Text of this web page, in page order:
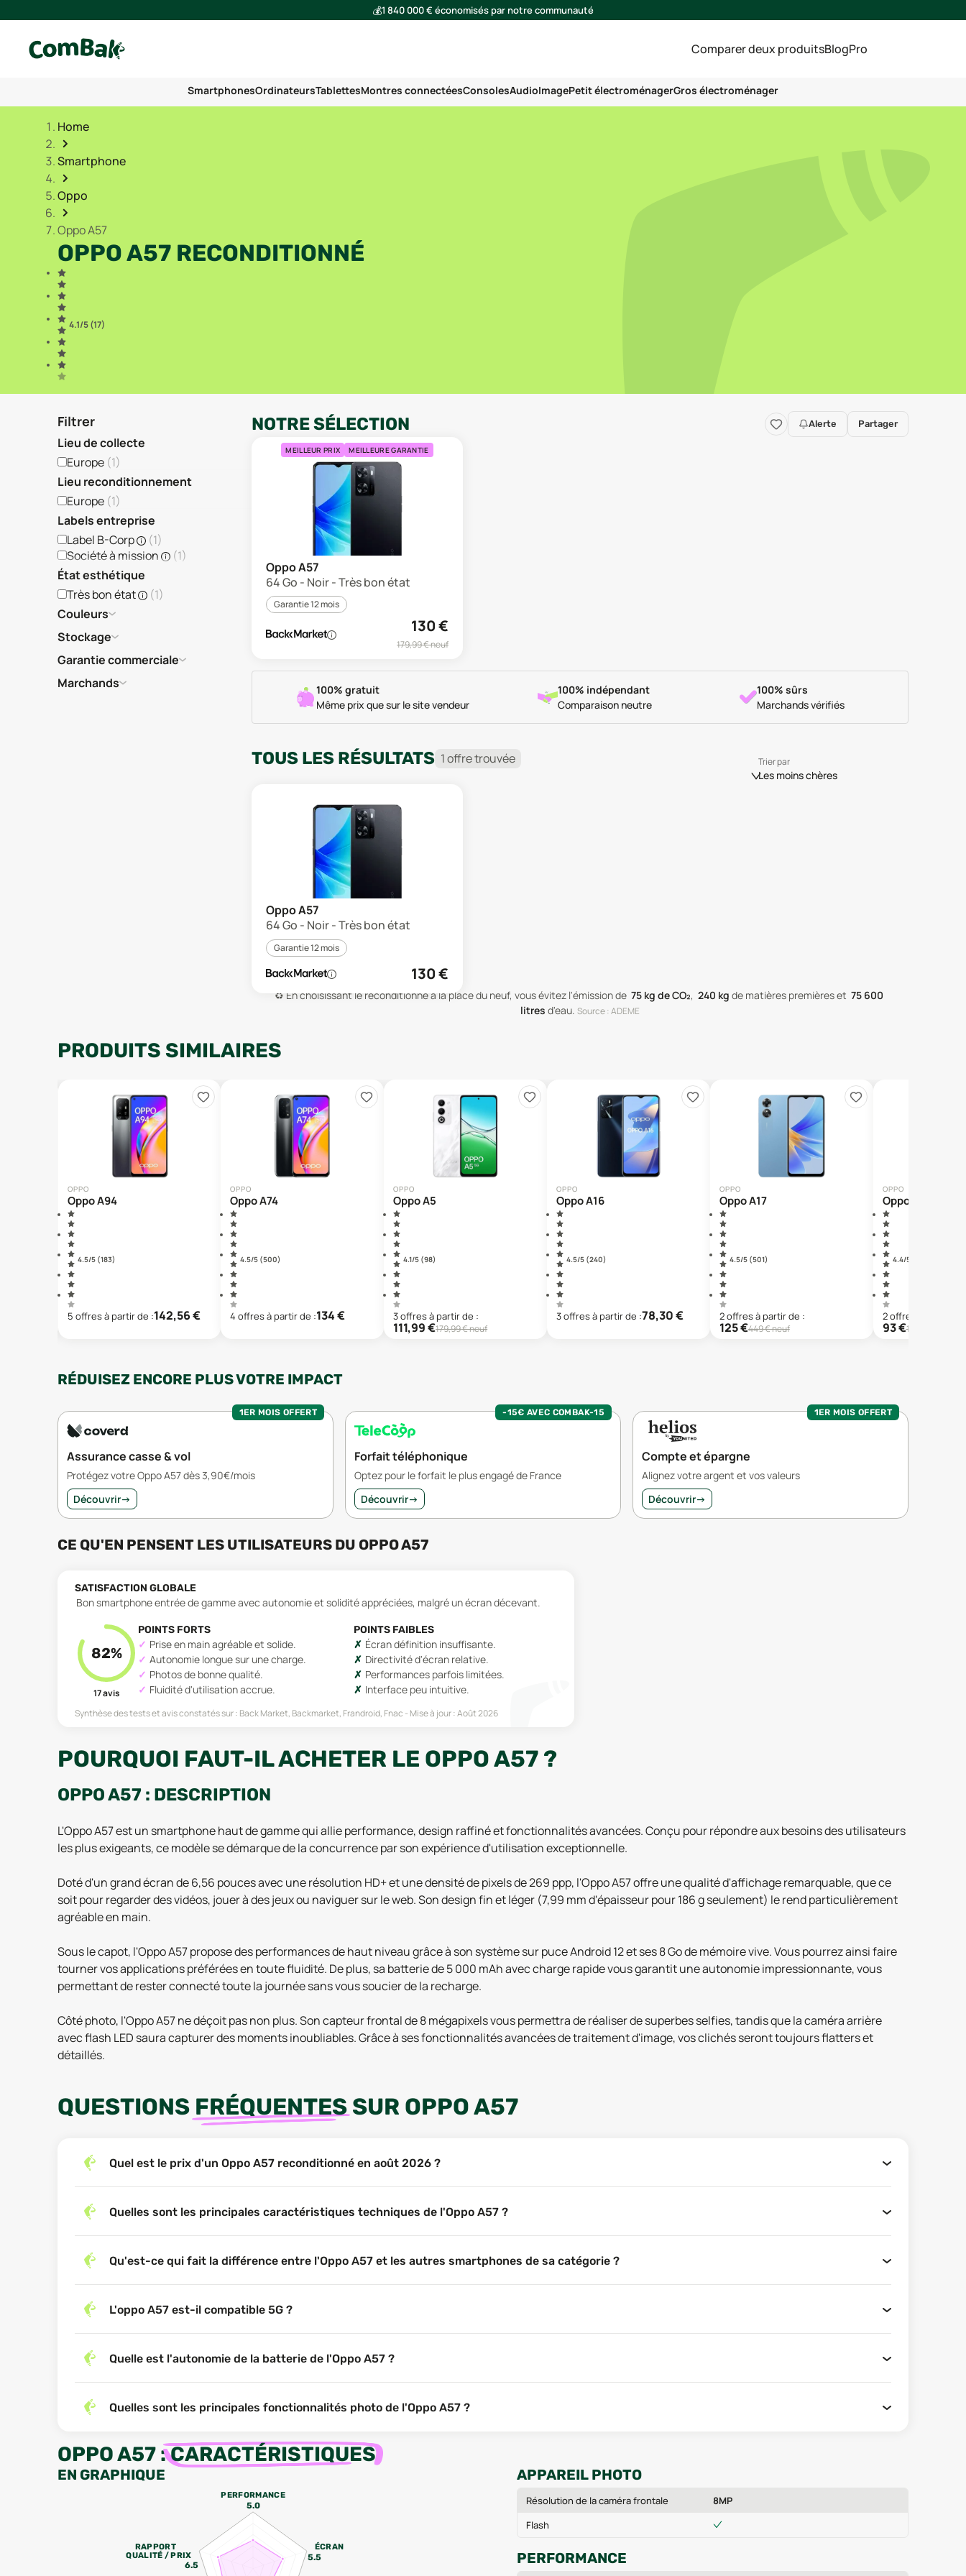
💰1 840 000 € économisés par notre communauté
Comparer deux produitsBlogPro
SmartphonesOrdinateursTablettesMontres connectéesConsolesAudioImagePetit électroménagerGros électroménager
Home
Smartphone
Oppo
Oppo A57
OPPO A57 RECONDITIONNÉ
4.1/5 (17)
Filtrer
Lieu de collecte
Europe (1)
Lieu reconditionnement
Europe (1)
Labels entreprise
Label B-Corp
(1)
Société à mission
(1)
État esthétique
Très bon état
(1)
Couleurs
Stockage
Garantie commerciale
Marchands
NOTRE SÉLECTION Alerte Partager
MEILLEUR PRIX MEILLEURE GARANTIE
Oppo A57
64 Go - Noir - Très bon état
Garantie 12 mois
130€
179,99€ neuf
100% gratuit
Même prix que sur le site vendeur
100% indépendant
Comparaison neutre
100% sûrs
Marchands vérifiés
TOUS LES RÉSULTATS 1offretrouvée Trier par
Les moins chères
Oppo A57
64 Go - Noir - Très bon état
Garantie 12 mois
130€
♻️ En choisissant le reconditionné à la place du neuf, vous évitez l'émission de 75 kg de CO₂, 240 kg de matières premièreset 75 600
litres d'eau. Source : ADEME
PRODUITS SIMILAIRES
OPPO
Oppo A94
4.5/5 (183)
5 offresà partir de :142,56€
OPPO
Oppo A74
4.5/5 (500)
4 offresà partir de :134€
OPPO
Oppo A5
4.1/5 (98)
3offresà partir de :
111,99€179,99€ neuf
OPPO
Oppo A16
4.5/5 (240)
3offresà partir de :78,30€
OPPO
Oppo A17
4.5/5 (501)
2offresà partir de :
125€449€ neuf
OPPO
Oppo A53
4.4/5 (
2offre
93€169
RÉDUISEZ ENCORE PLUS VOTRE IMPACT
1ER MOIS OFFERT
Assurance casse & vol
Protégez votre Oppo A57 dès 3,90€/mois
Découvrir→
-15€ AVEC COMBAK-15
Forfait téléphonique
Optez pour le forfait le plus engagé de France
Découvrir→
1ER MOIS OFFERT
Compte et épargne
Alignez votre argent et vos valeurs
Découvrir→
CE QU'EN PENSENT LES UTILISATEURS DU OPPO A57
SATISFACTION GLOBALE
Bon smartphone entrée de gamme avec autonomie et solidité appréciées, malgré un écran décevant.
82%
17avis
POINTS FORTS
Prise en main agréable et solide.
Autonomie longue sur une charge.
Photos de bonne qualité.
Fluidité d'utilisation accrue.
POINTS FAIBLES
Écran définition insuffisante.
Directivité d'écran relative.
Performances parfois limitées.
Interface peu intuitive.
Synthèse des tests et avis constatés sur : Back Market, Backmarket, Frandroid, Fnac Mise à jour :Août 2026
POURQUOI FAUT-IL ACHETER LE OPPO A57 ?
OPPO A57 : DESCRIPTION
L'Oppo A57 est un smartphone haut de gamme qui allie performance, design raffiné et fonctionnalités avancées. Conçu pour répondre aux besoins des utilisateurs
les plus exigeants, ce modèle se démarque de la concurrence par son expérience d'utilisation exceptionnelle.
Doté d'un grand écran de 6,56 pouces avec une résolution HD+ et une densité de pixels de 269 ppp, l'Oppo A57 offre une qualité d'affichage remarquable, que ce
soit pour regarder des vidéos, jouer à des jeux ou naviguer sur le web. Son design fin et léger (7,99 mm d'épaisseur pour 186 g seulement) le rend particulièrement
agréable en main.
Sous le capot, l'Oppo A57 propose des performances de haut niveau grâce à son système sur puce Android 12 et ses 8 Go de mémoire vive. Vous pourrez ainsi faire
tourner vos applications préférées en toute fluidité. De plus, sa batterie de 5 000 mAh avec charge rapide vous garantit une autonomie impressionnante, vous
permettant de rester connecté toute la journée sans vous soucier de la recharge.
Côté photo, l'Oppo A57 ne déçoit pas non plus. Son capteur frontal de 8 mégapixels vous permettra de réaliser de superbes selfies, tandis que la caméra arrière
avec flash LED saura capturer des moments inoubliables. Grâce à ses fonctionnalités avancées de traitement d'image, vos clichés seront toujours flatters et
détaillés.
QUESTIONS FRÉQUENTES SUR OPPO A57
Quel est le prix d'un Oppo A57 reconditionné en août 2026 ?
Quelles sont les principales caractéristiques techniques de l'Oppo A57 ?
Qu'est-ce qui fait la différence entre l'Oppo A57 et les autres smartphones de sa catégorie ?
L'oppo A57 est-il compatible 5G ?
Quelle est l'autonomie de la batterie de l'Oppo A57 ?
Quelles sont les principales fonctionnalités photo de l'Oppo A57 ?
OPPO A57 :CARACTÉRISTIQUES
EN GRAPHIQUE
PERFORMANCE
5.0
ÉCRAN
5.5
RAPPORT
QUALITÉ / PRIX
6.5
APPAREIL PHOTO
Résolution de la caméra frontale
8MP
Flash
PERFORMANCE